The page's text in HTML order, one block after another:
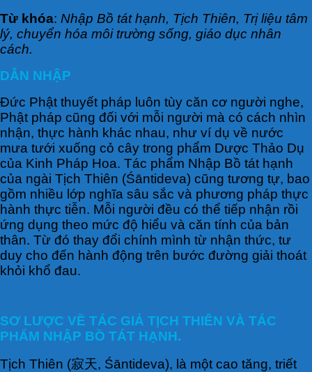
Từ khóa: Nhập Bồ tát hạnh, Tịch Thiên, Trị liệu tâm
lý, chuyển hóa môi trường sống, giáo dục nhân
cách.
DẪN NHẬP
Đức Phật thuyết pháp luôn tùy căn cơ người nghe,
Phật pháp cũng đối với mỗi người mà có cách nhìn
nhận, thực hành khác nhau, như ví dụ về nước
mưa tưới xuống cỏ cây trong phẩm Dược Thảo Dụ
của Kinh Pháp Hoa. Tác phẩm Nhập Bồ tát hạnh
của ngài Tịch Thiên (Śāntideva) cũng tương tự, bao
gồm nhiều lớp nghĩa sâu sắc và phương pháp thực
hành thực tiễn. Mỗi người đều có thể tiếp nhận rồi
ứng dụng theo mức độ hiểu và căn tính của bản
thân. Từ đó thay đổi chính mình từ nhận thức, tư
duy cho đến hành động trên bước đường giải thoát
khỏi khổ đau.
SƠ LƯỢC VỀ TÁC GIẢ TỊCH THIÊN VÀ TÁC
PHẨM NHẬP BỒ TÁT HẠNH.
Tịch Thiên (寂天, Śāntideva), là một cao tăng, triết